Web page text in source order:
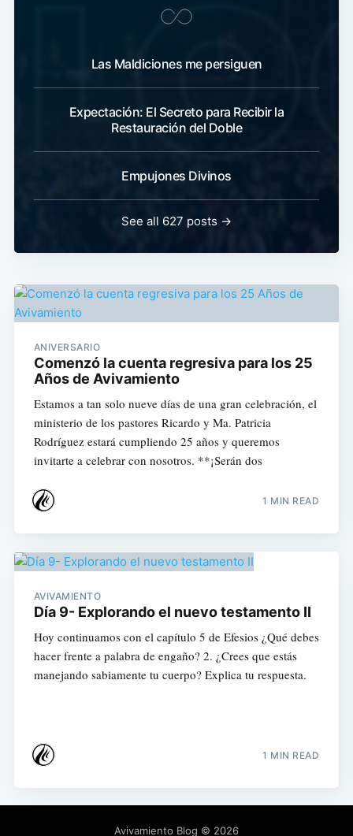
Las Maldiciones me persiguen
Expectación: El Secreto para Recibir la
Restauración del Doble
Empujones Divinos
See all 627 posts →
ANIVERSARIO
Comenzó la cuenta regresiva para los 25
Años de Avivamiento
Estamos a tan solo nueve días de una gran celebración, el
ministerio de los pastores Ricardo y Ma. Patricia
Rodríguez estará cumpliendo 25 años y queremos
invitarte a celebrar con nosotros. **¡Serán dos
1 MIN READ
AVIVAMIENTO
Día 9- Explorando el nuevo testamento II
Hoy continuamos con el capítulo 5 de Efesios ¿Qué debes
hacer frente a palabra de engaño? 2. ¿Crees que estás
manejando sabiamente tu cuerpo? Explica tu respuesta.
1 MIN READ
Avivamiento Blog © 2026